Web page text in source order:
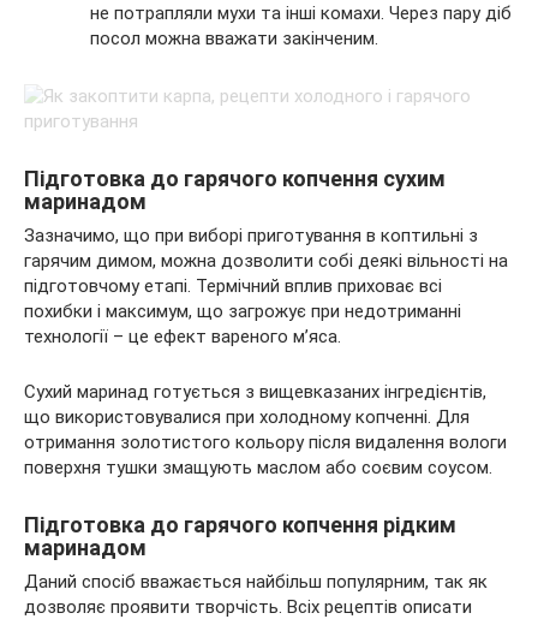
не потрапляли мухи та інші комахи. Через пару діб
посол можна вважати закінченим.
Підготовка до гарячого копчення сухим
маринадом
Зазначимо, що при виборі приготування в коптильні з
гарячим димом, можна дозволити собі деякі вільності на
підготовчому етапі. Термічний вплив приховає всі
похибки і максимум, що загрожує при недотриманні
технології – це ефект вареного м’яса.
Сухий маринад готується з вищевказаних інгредієнтів,
що використовувалися при холодному копченні. Для
отримання золотистого кольору після видалення вологи
поверхня тушки змащують маслом або соєвим соусом.
Підготовка до гарячого копчення рідким
маринадом
Даний спосіб вважається найбільш популярним, так як
дозволяє проявити творчість. Всіх рецептів описати